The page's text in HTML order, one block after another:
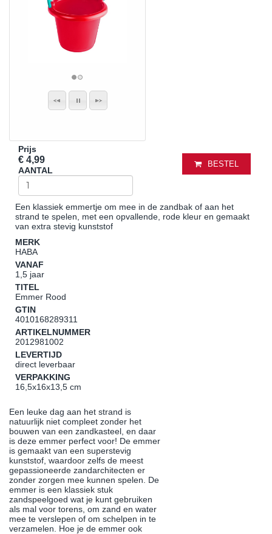
Prijs
€ 4,99
AANTAL
BESTEL
Een klassiek emmertje om mee in de zandbak of aan het
strand te spelen, met een opvallende, rode kleur en gemaakt
van extra stevig kunststof
MERK
HABA
VANAF
1,5 jaar
TITEL
Emmer Rood
GTIN
4010168289311
ARTIKELNUMMER
2012981002
LEVERTIJD
direct leverbaar
VERPAKKING
16,5x16x13,5 cm
Een leuke dag aan het strand is
natuurlijk niet compleet zonder het
bouwen van een zandkasteel, en daar
is deze emmer perfect voor! De emmer
is gemaakt van een superstevig
kunststof, waardoor zelfs de meest
gepassioneerde zandarchitecten er
zonder zorgen mee kunnen spelen. De
emmer is een klassiek stuk
zandspeelgoed wat je kunt gebruiken
als mal voor torens, om zand en water
mee te verslepen of om schelpen in te
verzamelen. Hoe je de emmer ook